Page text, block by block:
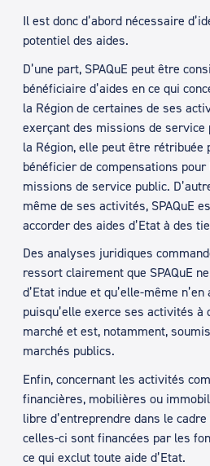
Il est donc d’abord nécessaire
potentiel des aides.
D’une part, SPAQuE peut être
bénéficiaire d’aides en ce qui
la Région de certaines de ses
exerçant des missions de service
la Région, elle peut être rétribuée
bénéficier de compensations pour
missions de service public.
même de ses activités, SPAQuE
accorder des aides d’Etat à des
Des analyses juridiques
ressort clairement que SPAQuE
d’Etat indue et qu’elle-même
puisqu’elle exerce ses activités à
marché et est, notamment,
marchés publics.
Enfin, concernant les activités
financières, mobilières ou
libre d’entreprendre dans le
celles-ci sont financées par les
ce qui exclut toute aide d’Etat.